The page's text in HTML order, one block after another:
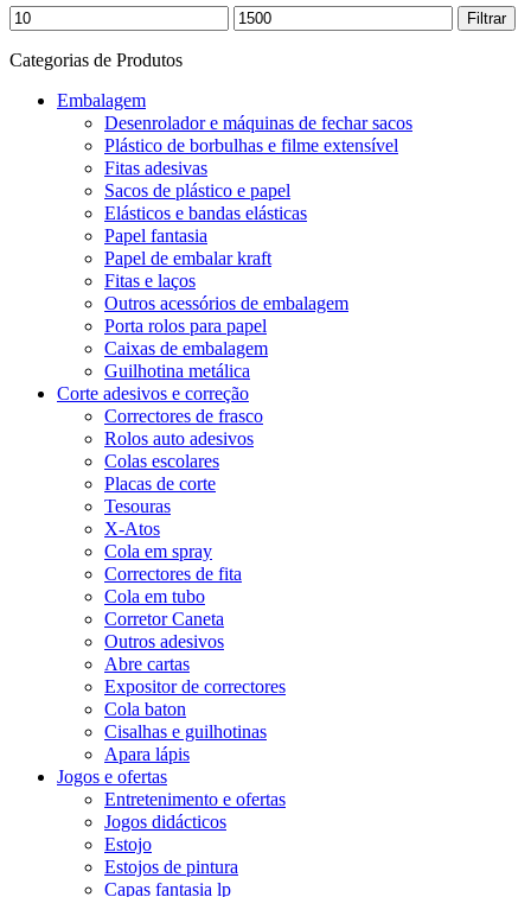
Preço
mínimo
Preço
máximo
Filtrar
Categorias de Produtos
Embalagem
Desenrolador e máquinas de fechar sacos
Plástico de borbulhas e filme extensível
Fitas adesivas
Sacos de plástico e papel
Elásticos e bandas elásticas
Papel fantasia
Papel de embalar kraft
Fitas e laços
Outros acessórios de embalagem
Porta rolos para papel
Caixas de embalagem
Guilhotina metálica
Corte adesivos e correção
Correctores de frasco
Rolos auto adesivos
Colas escolares
Placas de corte
Tesouras
X-Atos
Cola em spray
Correctores de fita
Cola em tubo
Corretor Caneta
Outros adesivos
Abre cartas
Expositor de correctores
Cola baton
Cisalhas e guilhotinas
Apara lápis
Jogos e ofertas
Entretenimento e ofertas
Jogos didácticos
Estojo
Estojos de pintura
Capas fantasia lp